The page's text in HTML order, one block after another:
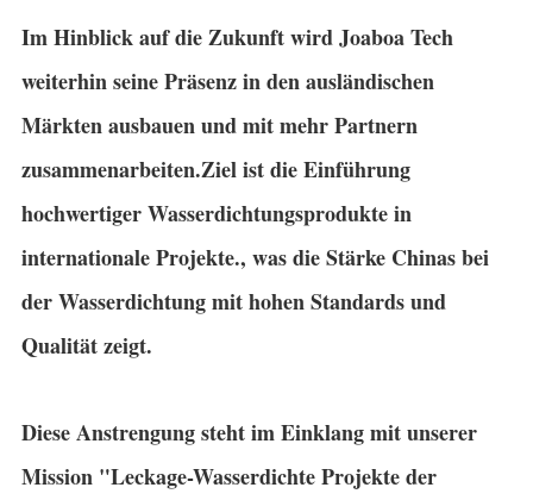
Im Hinblick auf die Zukunft wird Joaboa Tech
weiterhin seine Präsenz in den ausländischen
Märkten ausbauen und mit mehr Partnern
zusammenarbeiten.Ziel ist die Einführung
hochwertiger Wasserdichtungsprodukte in
internationale Projekte., was die Stärke Chinas bei
der Wasserdichtung mit hohen Standards und
Qualität zeigt.
Diese Anstrengung steht im Einklang mit unserer
Mission "Leckage-Wasserdichte Projekte der